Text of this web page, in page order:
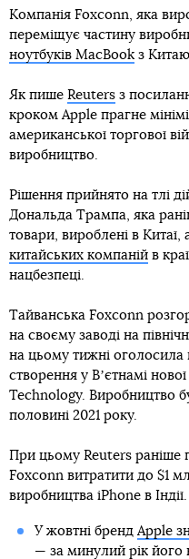
Компанія Foxconn, яка
переміщує частину
ноутбуків MacBook з
Як пише Reuters з
кроком Apple прагне
американської торгової
виробництво.
Рішення прийнято на тлі
Дональда Трампа, яка
товари, вироблені в Китаї,
китайських компаній в
нацбезпеці.
Тайванська Foxconn
на своєму заводі на
на цьому тижні оголосила
створення у Вʼєтнамі
Technology. Виробництво
половині 2021 року.
При цьому Reuters раніше
Foxconn витратити до $1
виробництва iPhone в Індії.
У жовтні бренд Apple
— за минулий рік його